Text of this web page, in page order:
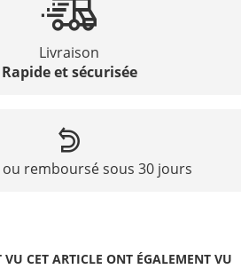
Livraison
Rapide et sécurisée
remboursé sous 30 jours
CET ARTICLE ONT ÉGALEMENT VU